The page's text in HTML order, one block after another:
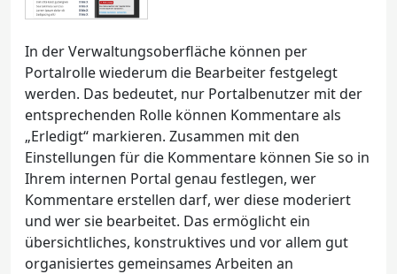
In der Verwaltungsoberfläche können per
Portalrolle wiederum die Bearbeiter festgelegt
werden. Das bedeutet, nur Portalbenutzer mit der
entsprechenden Rolle können Kommentare als
„Erledigt“ markieren. Zusammen mit den
Einstellungen für die Kommentare können Sie so in
Ihrem internen Portal genau festlegen, wer
Kommentare erstellen darf, wer diese moderiert
und wer sie bearbeitet. Das ermöglicht ein
übersichtliches, konstruktives und vor allem gut
organisiertes gemeinsames Arbeiten an